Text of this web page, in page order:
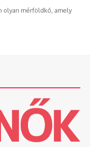
olyan mérföldkő, amely